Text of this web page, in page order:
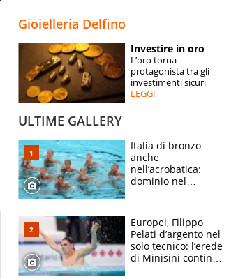
ESPERTI
CONTATTI
Gioielleria Delfino
Investire in oro
L’oro torna
protagonista tra gli
investimenti sicuri
LEGGI
ULTIME GALLERY
Italia di bronzo
anche
nell’acrobatica:
dominio nel
e compagni
continuare
Europei, Filippo
Pelati d’argento nel
solo tecnico: l’erede
di Minisini continua